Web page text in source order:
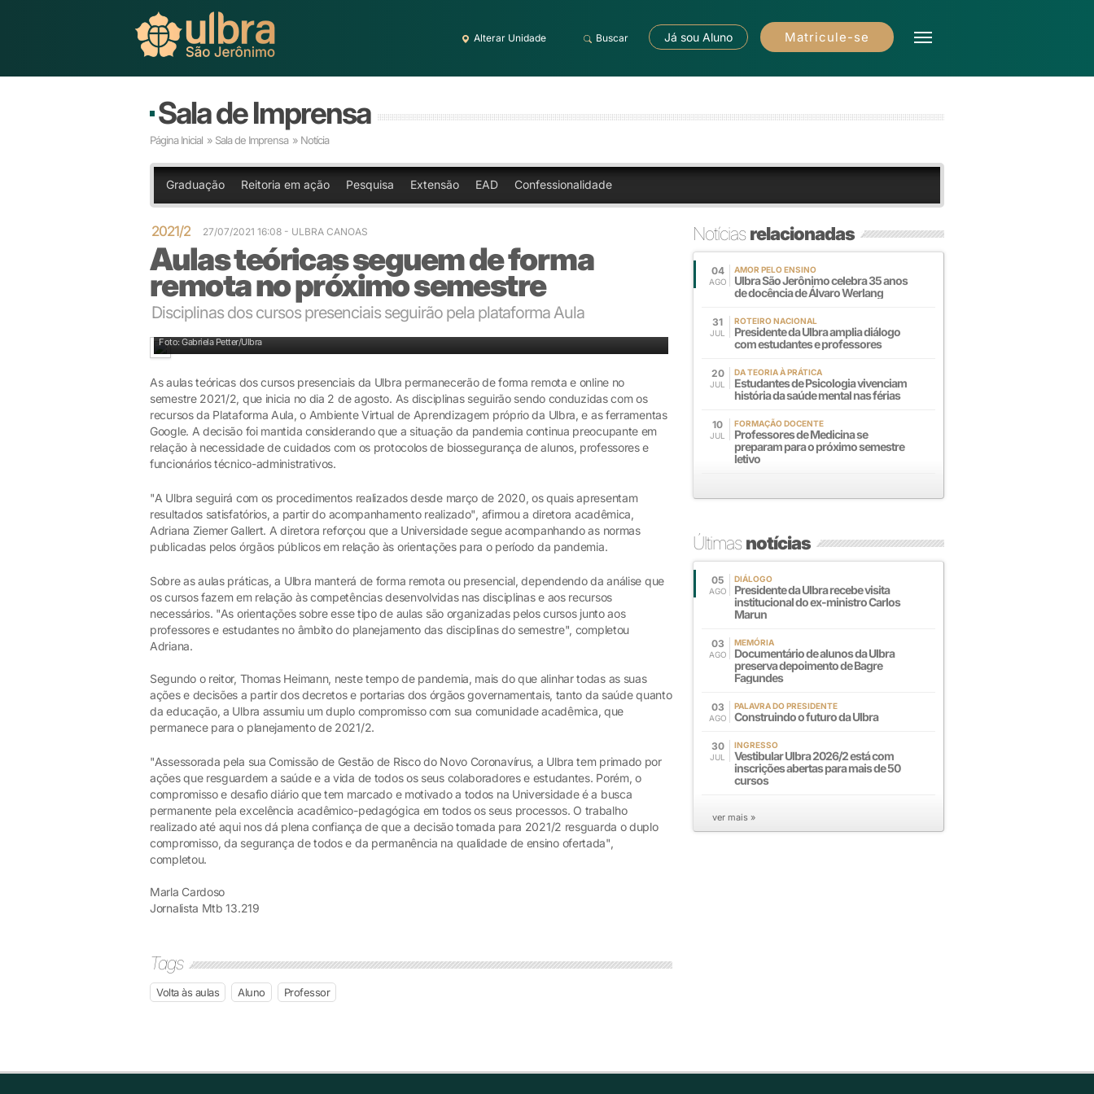
Alterar Unidade Buscar Já sou Aluno Matricule-se
Sala de Imprensa
Página Inicial » Sala de Imprensa » Notícia
Graduação Reitoria em ação Pesquisa Extensão EAD Confessionalidade
2021/2 27/07/2021 16:08 - ULBRA CANOAS
Aulas teóricas seguem de forma
remota no próximo semestre
Disciplinas dos cursos presenciais seguirão pela plataforma Aula
Foto: Gabriela Petter/Ulbra
As aulas teóricas dos cursos presenciais da Ulbra permanecerão de forma remota e online no
semestre 2021/2, que inicia no dia 2 de agosto. As disciplinas seguirão sendo conduzidas com os
recursos da Plataforma Aula, o Ambiente Virtual de Aprendizagem próprio da Ulbra, e as ferramentas
Google. A decisão foi mantida considerando que a situação da pandemia continua preocupante em
relação à necessidade de cuidados com os protocolos de biossegurança de alunos, professores e
funcionários técnico-administrativos.
"A Ulbra seguirá com os procedimentos realizados desde março de 2020, os quais apresentam
resultados satisfatórios, a partir do acompanhamento realizado", afirmou a diretora acadêmica,
Adriana Ziemer Gallert. A diretora reforçou que a Universidade segue acompanhando as normas
publicadas pelos órgãos públicos em relação às orientações para o período da pandemia.
Sobre as aulas práticas, a Ulbra manterá de forma remota ou presencial, dependendo da análise que
os cursos fazem em relação às competências desenvolvidas nas disciplinas e aos recursos
necessários. "As orientações sobre esse tipo de aulas são organizadas pelos cursos junto aos
professores e estudantes no âmbito do planejamento das disciplinas do semestre", completou
Adriana.
Segundo o reitor, Thomas Heimann, neste tempo de pandemia, mais do que alinhar todas as suas
ações e decisões a partir dos decretos e portarias dos órgãos governamentais, tanto da saúde quanto
da educação, a Ulbra assumiu um duplo compromisso com sua comunidade acadêmica, que
permanece para o planejamento de 2021/2.
"Assessorada pela sua Comissão de Gestão de Risco do Novo Coronavírus, a Ulbra tem primado por
ações que resguardem a saúde e a vida de todos os seus colaboradores e estudantes. Porém, o
compromisso e desafio diário que tem marcado e motivado a todos na Universidade é a busca
permanente pela excelência acadêmico-pedagógica em todos os seus processos. O trabalho
realizado até aqui nos dá plena confiança de que a decisão tomada para 2021/2 resguarda o duplo
compromisso, da segurança de todos e da permanência na qualidade de ensino ofertada",
completou.
Marla Cardoso
Jornalista Mtb 13.219
Tags
Volta às aulas Aluno Professor
Notíciasrelacionadas
04
AGO
AMOR PELO ENSINO
Ulbra São Jerônimo celebra 35 anos
de docência de Álvaro Werlang
31
JUL
ROTEIRO NACIONAL
Presidente da Ulbra amplia diálogo
com estudantes e professores
20
JUL
DA TEORIA À PRÁTICA
Estudantes de Psicologia vivenciam
história da saúde mental nas férias
10
JUL
FORMAÇÃO DOCENTE
Professores de Medicina se
preparam para o próximo semestre
letivo
Últimasnotícias
05
AGO
DIÁLOGO
Presidente da Ulbra recebe visita
institucional do ex-ministro Carlos
Marun
03
AGO
MEMÓRIA
Documentário de alunos da Ulbra
preserva depoimento de Bagre
Fagundes
03
AGO
PALAVRA DO PRESIDENTE
Construindo o futuro da Ulbra
30
JUL
INGRESSO
Vestibular Ulbra 2026/2 está com
inscrições abertas para mais de 50
cursos
ver mais »